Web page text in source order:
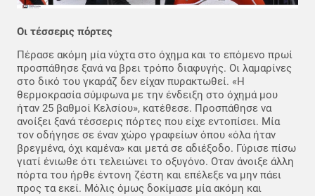
Οι τέσσερις πόρτες
Πέρασε ακόμη μία νύχτα στο όχημα και το επόμενο πρωί
προσπάθησε ξανά να βρει τρόπο διαφυγής. Οι λαμαρίνες
στο δικό του γκαράζ δεν είχαν πυρακτωθεί. «Η
θερμοκρασία σύμφωνα με την ένδειξη στο όχημά μου
ήταν 25 βαθμοί Κελσίου», κατέθεσε. Προσπάθησε να
ανοίξει ξανά τέσσερις πόρτες που είχε εντοπίσει. Μία
τον οδήγησε σε έναν χώρο γραφείων όπου «όλα ήταν
βρεγμένα, όχι καμένα» και μετά σε αδιέξοδο. Γύρισε πίσω
γιατί ένιωθε ότι τελειώνει το οξυγόνο. Οταν άνοιξε άλλη
πόρτα του ήρθε έντονη ζέστη και επέλεξε να μην πάει
προς τα εκεί. Μόλις όμως δοκίμασε μία ακόμη και